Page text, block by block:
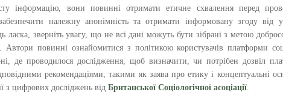
інформацію, вони повинні отримати етичне схвалення перед
належну анонімність та отримати інформовану згоду від
зверніть увагу, що не всі дані можуть бути зібрані з метою
Автори повинні ознайомитися з політикою користувачів платформи
де проводилося дослідження, щоб визначити, чи потрібен дозвіл
рекомендаціями, такими як заява про етику і концептуальні
з цифрових досліджень від Британської Соціологічної асоціації.